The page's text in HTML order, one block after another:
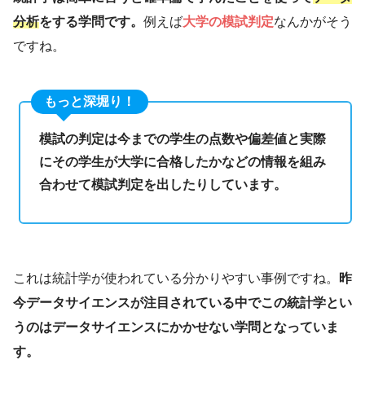
分析をする学問です。 例えば大学の模試判定なんかがそう
ですね。
もっと深堀り！
模試の判定は今までの学生の点数や偏差値と実際
にその学生が大学に合格したかなどの情報を組み
合わせて模試判定を出したりしています。
これは統計学が使われている分かりやすい事例ですね。 昨
今データサイエンスが注目されている中でこの統計学とい
うのはデータサイエンスにかかせない学問となっていま
す。